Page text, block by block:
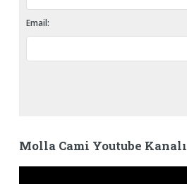
Email:
Molla Cami Youtube Kanalı